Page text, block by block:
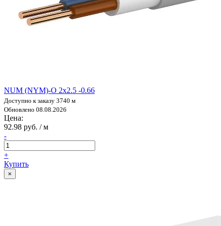
NUM (NYM)-O 2х2.5 -0.66
Доступно к заказу 3740 м
Обновлено 08.08.2026
Цена:
92.98 руб. / м
-
+
Купить
×